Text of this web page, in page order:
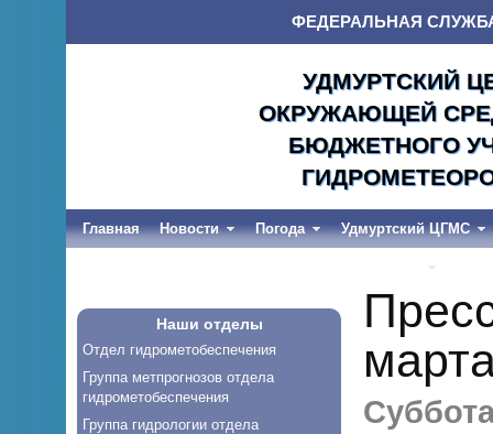
ФЕДЕРАЛЬНАЯ
УДМУРТСКИЙ
ОКРУЖАЮЩЕЙ
БЮДЖЕТНОГО
Главная Новости Погода Удмуртский ЦГМС
Наши отделы
Отдел гидрометобеспечения
Группа метпрогнозов отдела
гидрометобеспечения
Группа гидрологии отдела